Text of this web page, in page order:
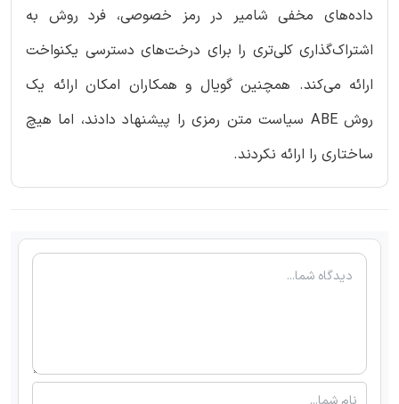
داده‌های مخفی شامیر در رمز خصوصی، فرد روش به
اشتراک‌گذاری کلی‌تری را برای درخت‌های دسترسی یکنواخت
ارائه می‌کند. همچنین گویال و همکاران امکان ارائه یک
روش ABE سیاست متن رمزی را پیشنهاد دادند، اما هیچ
ساختاری را ارائه نکردند.